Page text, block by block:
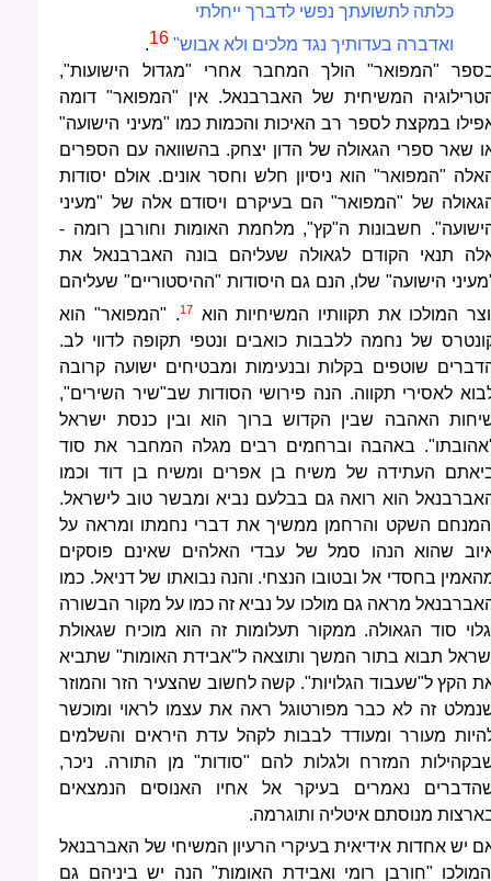
כלתה לתשועתך נפשי לדברך ייחלתי
ואדברה בעדותיך נגד מלכים ולא אבוש" 16
.
"המפואר" הולך המחבר אחרי "מגדול הישועות",
המשיחית של האברבנאל. אין "המפואר" דומה
במקצת לספר רב האיכות והכמות כמו "מעיני הישועה"
שאר ספרי הגאולה של הדון יצחק. בהשוואה עם הספרים
"המפואר" הוא ניסיון חלש וחסר אונים. אולם יסודות
של "המפואר" הם בעיקרם ויסודם אלה של "מעיני
חשבונות ה"קץ", מלחמת האומות וחורבן רומה -
תנאי הקודם לגאולה שעליהם בונה האברבנאל את
הישועה" שלו, הנם גם היסודות "ההיסטוריים" שעליהם
המולכו את תקוותיו המשיחיות הוא
17. "המפואר" הוא
של נחמה ללבבות כואבים ונטפי תקופה לדווי לב.
שוטפים בקלות ובנעימות ומבטיחים ישועה קרובה
לאסירי תקווה. הנה פירושי הסודות שב"שיר השירים",
האהבה שבין הקדוש ברוך הוא ובין כנסת ישראל
באהבה וברחמים רבים מגלה המחבר את סוד
העתידה של משיח בן אפרים ומשיח בן דוד וכמו
הוא רואה גם בבלעם נביא ומבשר טוב לישראל.
השקט והרחמן ממשיך את דברי נחמתו ומראה על
שהוא הנהו סמל של עבדי האלהים שאינם פוסקים
בחסדי אל ובטובו הנצחי. והנה נבואתו של דניאל. כמו
מראה גם מולכו על נביא זה כמו על מקור הבשורה
סוד הגאולה. ממקור תעלומות זה הוא מוכיח שגאולת
תבוא בתור המשך ותוצאה ל"אבידת האומות" שתביא
הקץ ל"שעבוד הגלויות". קשה לחשוב שהצעיר הזר והמוזר
זה לא כבר מפורטוגל ראה את עצמו לראוי ומוכשר
מעורר ומעודד לבבות לקהל עדת היראים והשלמים
המזרח ולגלות להם "סודות" מן התורה. ניכר,
נאמרים בעיקר אל אחיו האנוסים הנמצאים
מנוסתם איטליה ותוגרמה.
יש אחדות אידיאית בעיקרי הרעיון המשיחי של האברבנאל
"חורבן רומי ואבידת האומות" הנה יש ביניהם גם